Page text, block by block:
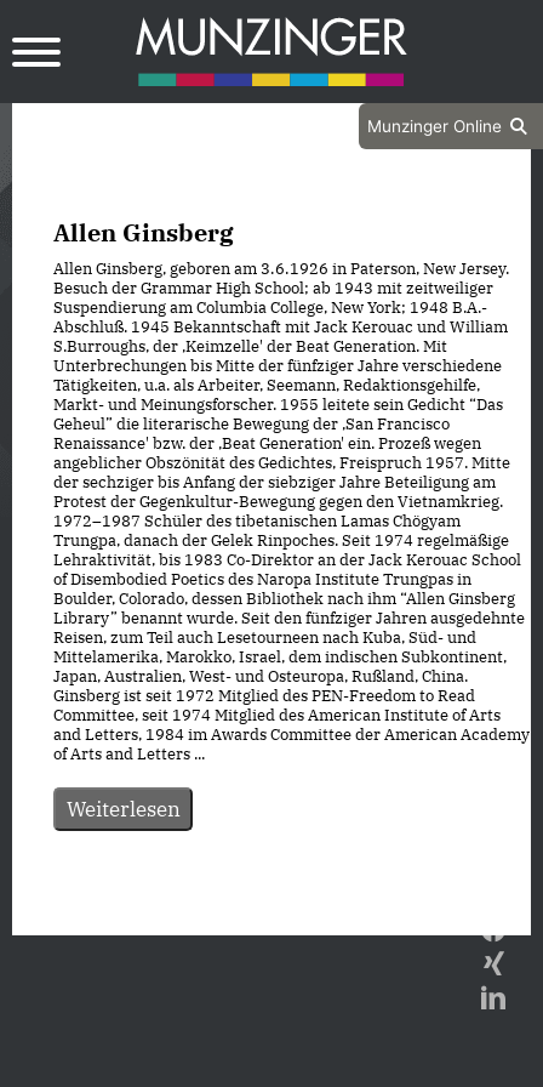
Munzinger Online
Allen Ginsberg
Allen Ginsberg, geboren am 3. 6. 1926 in Paterson, New Jersey.
Besuch der Grammar High School; ab 1943 mit zeitweiliger
Suspendierung am Columbia College, New York; 1948 B.A.-
Abschluß. 1945 Bekanntschaft mit Jack Kerouac und William
S.Burroughs, der ,Keimzelle' der Beat Generation. Mit
Unterbrechungen bis Mitte der fünfziger Jahre verschiedene
Tätigkeiten, u.a. als Arbeiter, Seemann, Redaktionsgehilfe,
Markt- und Meinungsforscher. 1955 leitete sein Gedicht “Das
Geheul” die literarische Bewegung der ,San Francisco
Renaissance' bzw. der ,Beat Generation' ein. Prozeß wegen
angeblicher Obszönität des Gedichtes, Freispruch 1957. Mitte
der sechziger bis Anfang der siebziger Jahre Beteiligung am
Protest der Gegenkultur-Bewegung gegen den Vietnamkrieg.
1972–1987 Schüler des tibetanischen Lamas Chögyam
Trungpa, danach der Gelek Rinpoches. Seit 1974 regelmäßige
Lehraktivität, bis 1983 Co-Direktor an der Jack Kerouac School
of Disembodied Poetics des Naropa Institute Trungpas in
Boulder, Colorado, dessen Bibliothek nach ihm “Allen Ginsberg
Library” benannt wurde. Seit den fünfziger Jahren ausgedehnte
Reisen, zum Teil auch Lesetourneen nach Kuba, Süd- und
Mittelamerika, Marokko, Israel, dem indischen Subkontinent,
Japan, Australien, West- und Osteuropa, Rußland, China.
Ginsberg ist seit 1972 Mitglied des PEN-Freedom to Read
Committee, seit 1974 Mitglied des American Institute of Arts
and Letters, 1984 im Awards Committee der American Academy
of Arts and Letters ...
Weiterlesen